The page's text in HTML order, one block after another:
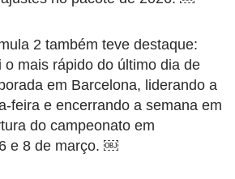
2 também teve destaque:
o mais rápido do último dia de
em Barcelona, liderando a
feira e encerrando a semana em
do campeonato em
e 8 de março. ￼